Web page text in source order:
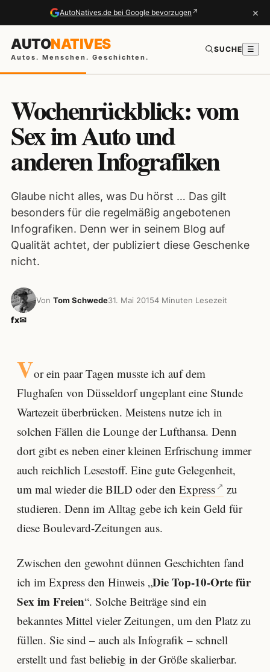
AutoNatives.de bei Google bevorzugen ↗ ×
AUTONATIVES
Autos. Menschen. Geschichten.
SUCHE ☰
Wochenrückblick: vom
Sex im Auto und
anderen Infografiken
Glaube nicht alles, was Du hörst … Das gilt
besonders für die regelmäßig angebotenen
Infografiken. Denn wer in seinem Blog auf
Qualität achtet, der publiziert diese Geschenke
nicht.
Von Tom Schwede31. Mai 20154 Minuten Lesezeit
fx✉
Vor ein paar Tagen musste ich auf dem
Flughafen von Düsseldorf ungeplant eine Stunde
Wartezeit überbrücken. Meistens nutze ich in
solchen Fällen die Lounge der Lufthansa. Denn
dort gibt es neben einer kleinen Erfrischung immer
auch reichlich Lesestoff. Eine gute Gelegenheit,
um mal wieder die BILD oder den Express
zu
studieren. Denn im Alltag gebe ich kein Geld für
diese Boulevard-Zeitungen aus.
Zwischen den gewohnt dünnen Geschichten fand
ich im Express den Hinweis „Die Top-10-Orte für
Sex im Freien“. Solche Beiträge sind ein
bekanntes Mittel vieler Zeitungen, um den Platz zu
füllen. Sie sind – auch als Infografik – schnell
erstellt und fast beliebig in der Größe skalierbar.